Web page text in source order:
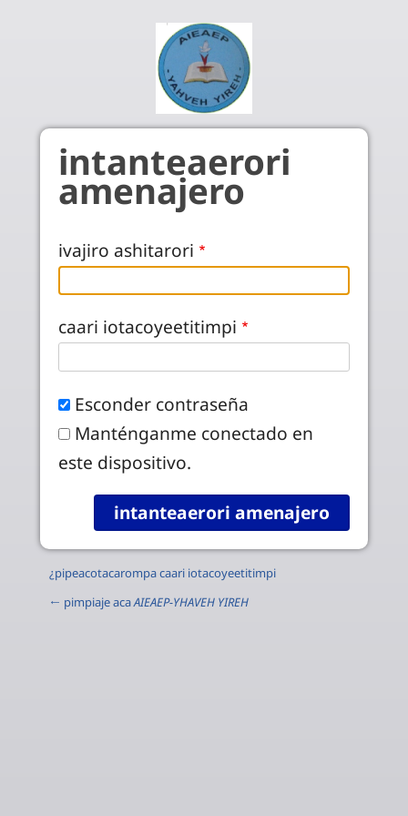
intanteaerori
amenajero
ivajiro ashitarori
caari iotacoyeetitimpi
Esconder contraseña
Manténganme conectado en
este dispositivo.
¿pipeacotacarompa caari iotacoyeetitimpi
← pimpiaje acaAIEAEP-YHAVEH YIREH